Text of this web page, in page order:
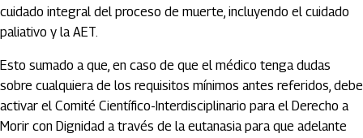
cuidado integral del proceso de muerte, incluyendo el cuidado
paliativo y la AET.
Esto sumado a que, en caso de que el médico tenga dudas
sobre cualquiera de los requisitos mínimos antes referidos, debe
activar el Comité Científico-Interdisciplinario para el Derecho a
Morir con Dignidad a través de la eutanasia para que adelante